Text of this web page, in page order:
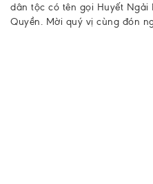
dân tộc có tên gọi Huyết
Quyền. Mời quý vị cùng đón